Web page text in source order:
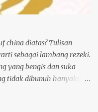
china diatas? Tulisan
sebagai lambang rezeki.
yang bengis dan suka
tidak dibunuh hanyalah